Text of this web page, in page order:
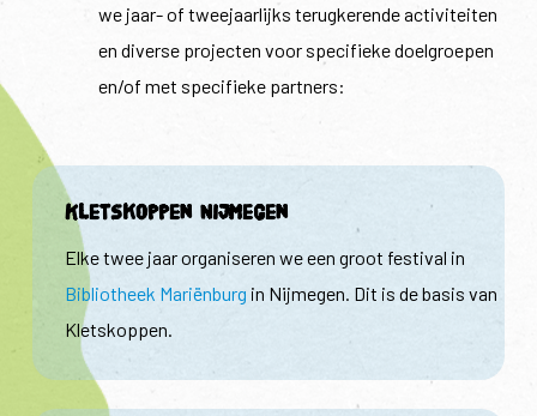
we jaar- of tweejaarlijks terugkerende activiteiten
en diverse projecten voor specifieke doelgroepen
en/of met specifieke partners:
Kletskoppen Nijmegen
Elke twee jaar organiseren we een groot festival in
Bibliotheek Mariënburg in Nijmegen. Dit is de basis van
Kletskoppen.